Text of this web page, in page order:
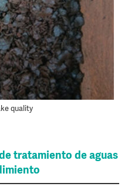
quality
tratamiento de aguas